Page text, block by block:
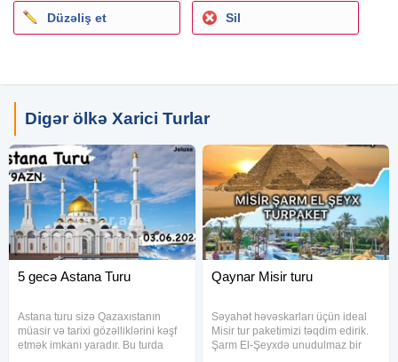
selenatour.az
Düzəliş et Sil
Digər ölkə Xarici Turlar
5 gecə Astana Turu
Astana turu sizə Qazaxıstanın
müasir və tarixi gözəlliklərini kəşf
etmək imkanı yaradır. Bu turda
Qaynar Misir turu
Səyahət həvəskarları üçün ideal
Misir tur paketimizi təqdim edirik.
Şarm El-Şeyxdə unudulmaz bir